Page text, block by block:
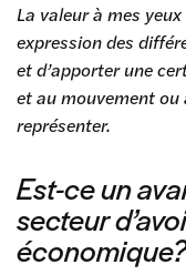
La valeur à mes
expression des
et d’apporter une
et au mouvement ou
représenter.
Est-ce un
secteur
économique?